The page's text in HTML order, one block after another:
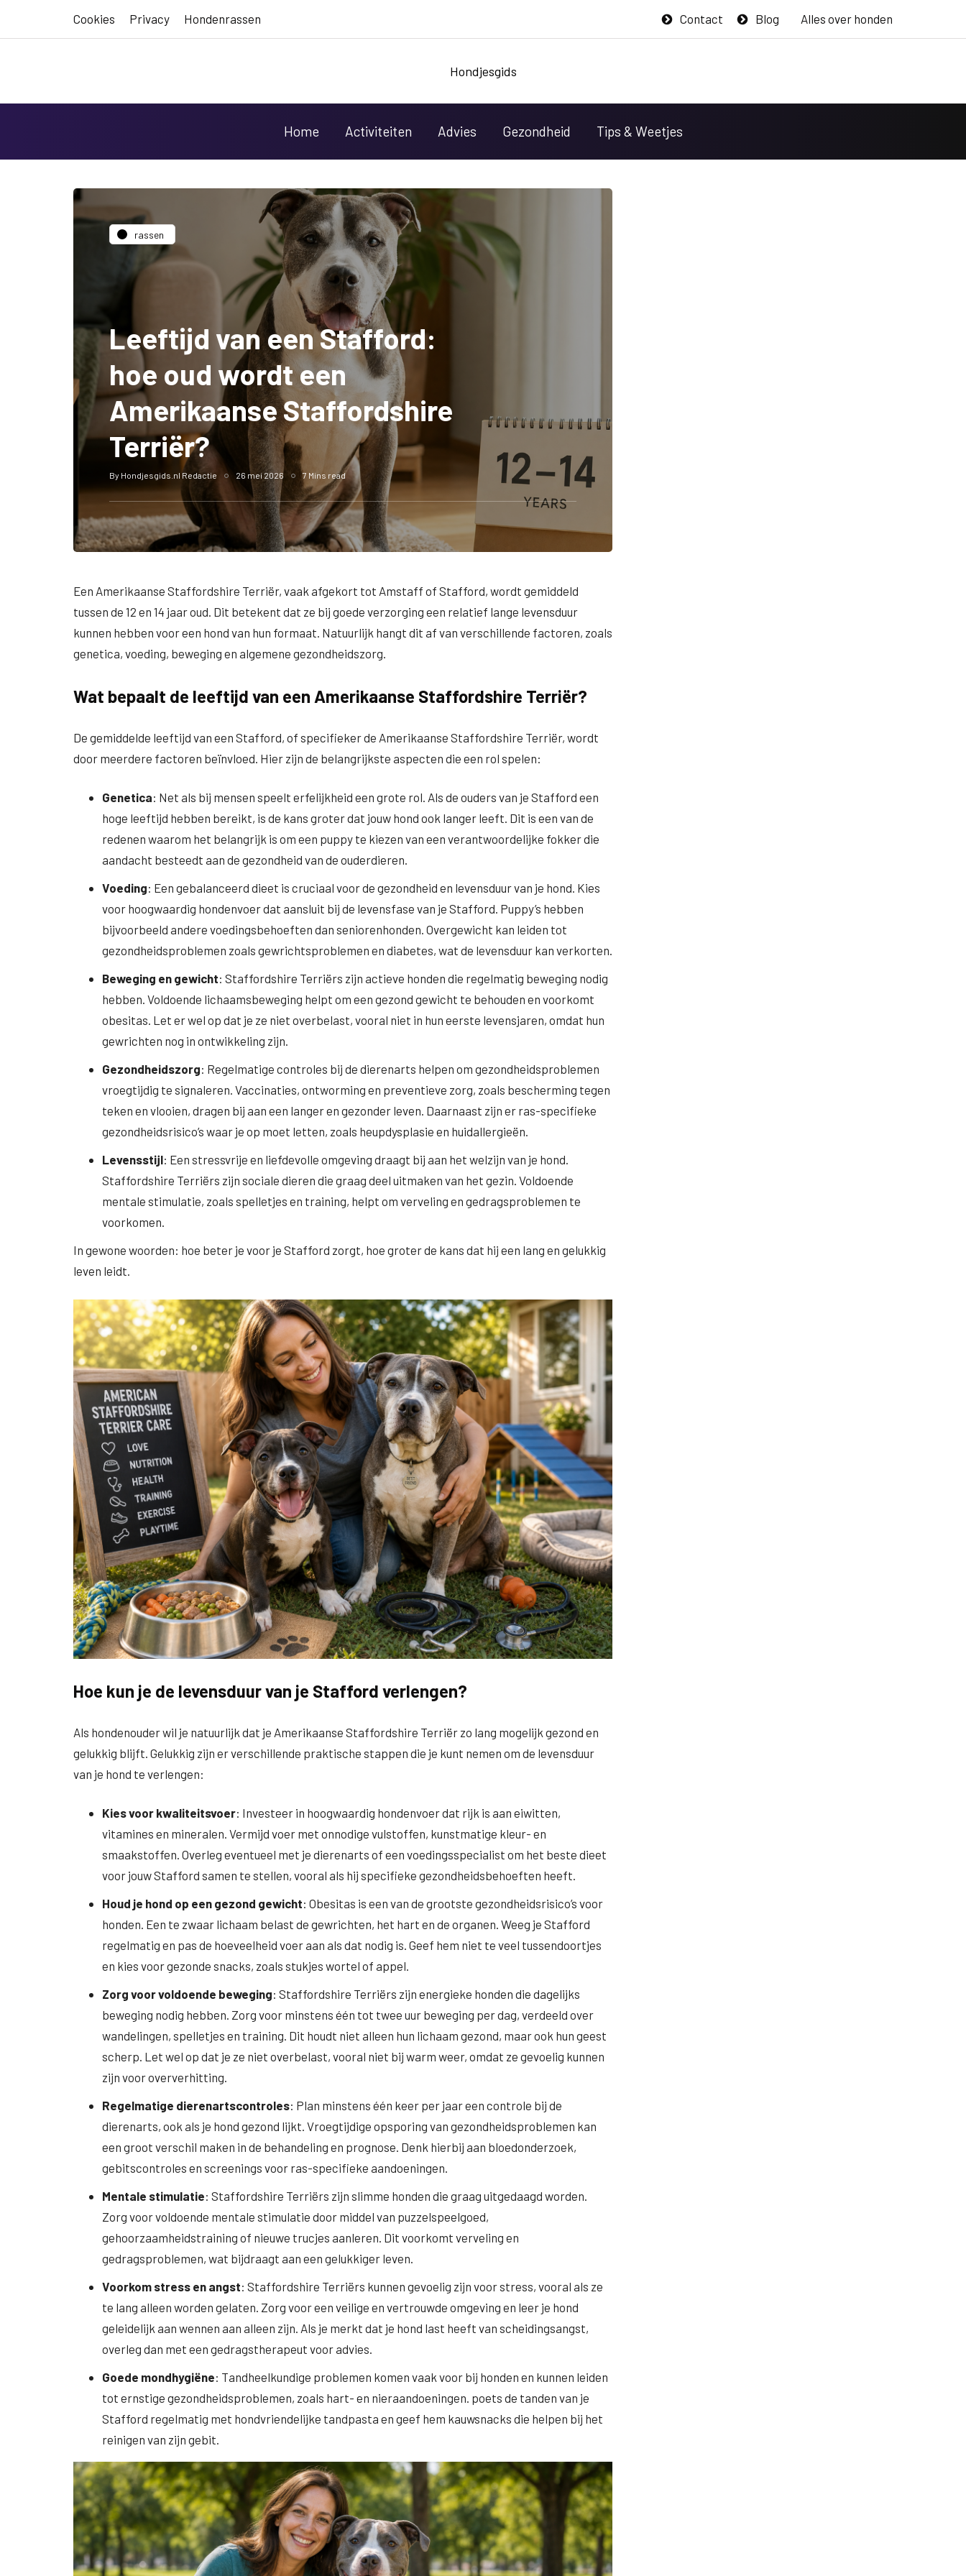
Cookies Privacy Hondenrassen Blog
Contact Alles over honden
Hondjesgids
Home Activiteiten Advies Gezondheid Tips & Weetjes
rassen
Leeftijd van een Stafford:
hoe oud wordt een
Amerikaanse Staffordshire
Terriër?
By Hondjesgids.nl Redactie 26 mei 2026 7 Mins read
Een Amerikaanse Staffordshire Terriër, vaak afgekort tot Amstaff of Stafford, wordt gemiddeld
tussen de 12 en 14 jaar oud. Dit betekent dat ze bij goede verzorging een relatief lange levensduur
kunnen hebben voor een hond van hun formaat. Natuurlijk hangt dit af van verschillende factoren, zoals
genetica, voeding, beweging en algemene gezondheidszorg.
Wat bepaalt de leeftijd van een Amerikaanse Staffordshire Terriër?
De gemiddelde leeftijd van een Stafford, of specifieker de Amerikaanse Staffordshire Terriër, wordt
door meerdere factoren beïnvloed. Hier zijn de belangrijkste aspecten die een rol spelen:
Genetica: Net als bij mensen speelt erfelijkheid een grote rol. Als de ouders van je Stafford een
hoge leeftijd hebben bereikt, is de kans groter dat jouw hond ook langer leeft. Dit is een van de
redenen waarom het belangrijk is om een puppy te kiezen van een verantwoordelijke fokker die
aandacht besteedt aan de gezondheid van de ouderdieren.
Voeding: Een gebalanceerd dieet is cruciaal voor de gezondheid en levensduur van je hond. Kies
voor hoogwaardig hondenvoer dat aansluit bij de levensfase van je Stafford. Puppy’s hebben
bijvoorbeeld andere voedingsbehoeften dan seniorenhonden. Overgewicht kan leiden tot
gezondheidsproblemen zoals gewrichtsproblemen en diabetes, wat de levensduur kan verkorten.
Beweging en gewicht: Staffordshire Terriërs zijn actieve honden die regelmatig beweging nodig
hebben. Voldoende lichaamsbeweging helpt om een gezond gewicht te behouden en voorkomt
obesitas. Let er wel op dat je ze niet overbelast, vooral niet in hun eerste levensjaren, omdat hun
gewrichten nog in ontwikkeling zijn.
Gezondheidszorg: Regelmatige controles bij de dierenarts helpen om gezondheidsproblemen
vroegtijdig te signaleren. Vaccinaties, ontworming en preventieve zorg, zoals bescherming tegen
teken en vlooien, dragen bij aan een langer en gezonder leven. Daarnaast zijn er ras-specifieke
gezondheidsrisico’s waar je op moet letten, zoals heupdysplasie en huidallergieën.
Levensstijl: Een stressvrije en liefdevolle omgeving draagt bij aan het welzijn van je hond.
Staffordshire Terriërs zijn sociale dieren die graag deel uitmaken van het gezin. Voldoende
mentale stimulatie, zoals spelletjes en training, helpt om verveling en gedragsproblemen te
voorkomen.
In gewone woorden: hoe beter je voor je Stafford zorgt, hoe groter de kans dat hij een lang en gelukkig
leven leidt.
Hoe kun je de levensduur van je Stafford verlengen?
Als hondenouder wil je natuurlijk dat je Amerikaanse Staffordshire Terriër zo lang mogelijk gezond en
gelukkig blijft. Gelukkig zijn er verschillende praktische stappen die je kunt nemen om de levensduur
van je hond te verlengen:
Kies voor kwaliteitsvoer: Investeer in hoogwaardig hondenvoer dat rijk is aan eiwitten,
vitamines en mineralen. Vermijd voer met onnodige vulstoffen, kunstmatige kleur- en
smaakstoffen. Overleg eventueel met je dierenarts of een voedingsspecialist om het beste dieet
voor jouw Stafford samen te stellen, vooral als hij specifieke gezondheidsbehoeften heeft.
Houd je hond op een gezond gewicht: Obesitas is een van de grootste gezondheidsrisico’s voor
honden. Een te zwaar lichaam belast de gewrichten, het hart en de organen. Weeg je Stafford
regelmatig en pas de hoeveelheid voer aan als dat nodig is. Geef hem niet te veel tussendoortjes
en kies voor gezonde snacks, zoals stukjes wortel of appel.
Zorg voor voldoende beweging: Staffordshire Terriërs zijn energieke honden die dagelijks
beweging nodig hebben. Zorg voor minstens één tot twee uur beweging per dag, verdeeld over
wandelingen, spelletjes en training. Dit houdt niet alleen hun lichaam gezond, maar ook hun geest
scherp. Let wel op dat je ze niet overbelast, vooral niet bij warm weer, omdat ze gevoelig kunnen
zijn voor oververhitting.
Regelmatige dierenartscontroles: Plan minstens één keer per jaar een controle bij de
dierenarts, ook als je hond gezond lijkt. Vroegtijdige opsporing van gezondheidsproblemen kan
een groot verschil maken in de behandeling en prognose. Denk hierbij aan bloedonderzoek,
gebitscontroles en screenings voor ras-specifieke aandoeningen.
Mentale stimulatie: Staffordshire Terriërs zijn slimme honden die graag uitgedaagd worden.
Zorg voor voldoende mentale stimulatie door middel van puzzelspeelgoed,
gehoorzaamheidstraining of nieuwe trucjes aanleren. Dit voorkomt verveling en
gedragsproblemen, wat bijdraagt aan een gelukkiger leven.
Voorkom stress en angst: Staffordshire Terriërs kunnen gevoelig zijn voor stress, vooral als ze
te lang alleen worden gelaten. Zorg voor een veilige en vertrouwde omgeving en leer je hond
geleidelijk aan wennen aan alleen zijn. Als je merkt dat je hond last heeft van scheidingsangst,
overleg dan met een gedragstherapeut voor advies.
Goede mondhygiëne: Tandheelkundige problemen komen vaak voor bij honden en kunnen leiden
tot ernstige gezondheidsproblemen, zoals hart- en nieraandoeningen. poets de tanden van je
Stafford regelmatig met hondvriendelijke tandpasta en geef hem kauwsnacks die helpen bij het
reinigen van zijn gebit.